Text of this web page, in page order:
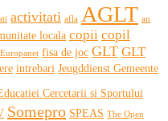
activitati afla AGLT an
locala copii copil
Europanet fisa de joc GLT GLT
intrebari Jeugddienst Gemeente
Cercetarii si Sportului
Somepro SPEAS The Open